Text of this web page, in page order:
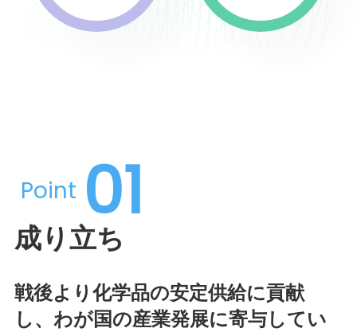
Point 01
成り立ち
戦後より化学品の安定供給に貢献
し、わが国の産業発展に寄与してい